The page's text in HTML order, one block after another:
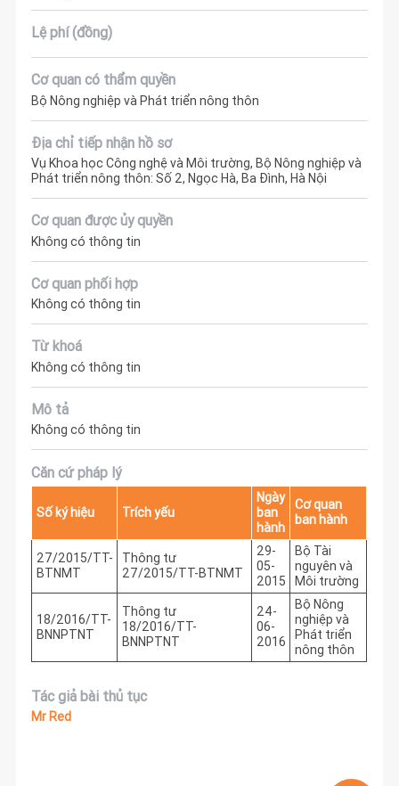
Lệ phí (đồng)
Cơ quan có thẩm quyền
Bộ Nông nghiệp và Phát triển nông thôn
Địa chỉ tiếp nhận hồ sơ
Vụ Khoa học Công nghệ và Môi trường, Bộ Nông nghiệp và
Phát triển nông thôn: Số 2, Ngọc Hà, Ba Đình, Hà Nội
Cơ quan được ủy quyền
Không có thông tin
Cơ quan phối hợp
Không có thông tin
Từ khoá
Không có thông tin
Mô tả
Không có thông tin
Căn cứ pháp lý
Số ký hiệu Trích yếu
Ngày
ban
hành
Cơ quan
ban hành
27/2015/TT-
BTNMT
Thông tư
27/2015/TT-BTNMT
29-
05-
2015
Bộ Tài
nguyên và
Môi trường
18/2016/TT-
BNNPTNT
Thông tư
18/2016/TT-
BNNPTNT
24-
06-
2016
Bộ Nông
nghiệp và
Phát triển
nông thôn
Tác giả bài thủ tục
Mr Red